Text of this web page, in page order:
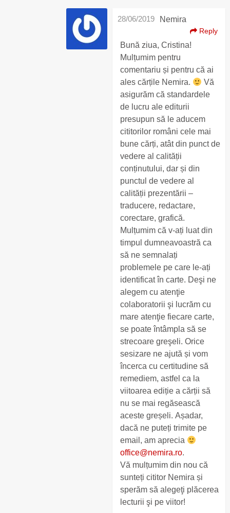
Nemira
28/06/2019
Reply
Bună ziua, Cristina!
Mulțumim pentru
comentariu și pentru că ai
ales cărțile Nemira.
Vă
asigurăm că standardele
de lucru ale editurii
presupun să le aducem
cititorilor români cele mai
bune cărți, atât din punct de
vedere al calității
conținutului, dar și din
punctul de vedere al
calității prezentării –
traducere, redactare,
corectare, grafică.
Mulțumim că v-ați luat din
timpul dumneavoastră ca
să ne semnalați
problemele pe care le-ați
identificat în carte. Deşi ne
alegem cu atenţie
colaboratorii şi lucrăm cu
mare atenţie fiecare carte,
se poate întâmpla să se
strecoare greşeli. Orice
sesizare ne ajută și vom
încerca cu certitudine să
remediem, astfel ca la
viitoarea ediție a cărții să
nu se mai regăsească
aceste greșeli. Așadar,
dacă ne puteți trimite pe
email, am aprecia
office@nemira.ro.
Vă mulțumim din nou că
sunteți cititor Nemira și
sperăm să alegeţi plăcerea
lecturii şi pe viitor!